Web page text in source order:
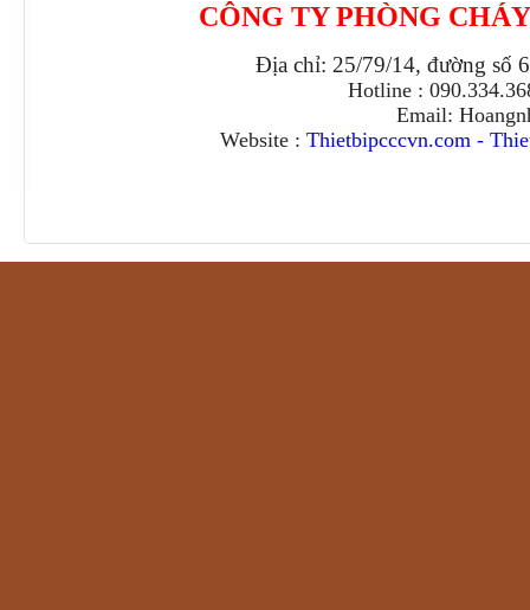
CÔNG TY PHÒNG
Địa chỉ: 25/79/14, đường số
Hotline :
Email:
Website : Thietbipcccvn.com -